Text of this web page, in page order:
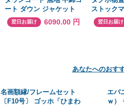
ート ダウン ジャケット
フード付き レディース ポ
ケット 撥水 ミドル丈 秋
翌日お届け 6090.00 円
ストック
ND-Z2514
1611×高
翌日お届け
あなたへのおす
名画額縁/フレームセット
〔F10号〕 ゴッホ「ひまわ
エバ
ｗ）